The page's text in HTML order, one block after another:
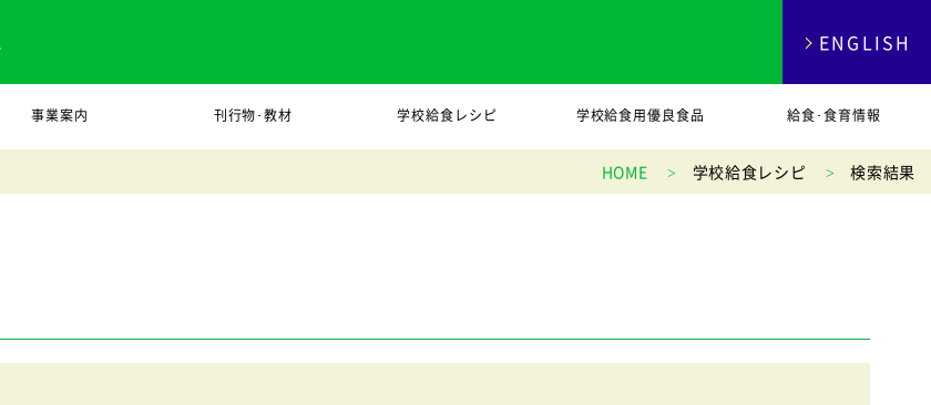
事業案内 刊行物･教材 学校給食レシピ 学校給食用優良食品 給食･食育情報
ENGLISH
HOME 学校給食レシピ 検索結果